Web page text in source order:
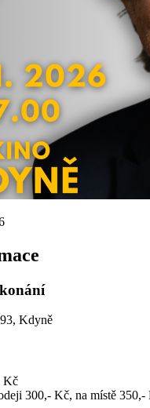
Kdyně
Kč
300,- Kč, na místě 350,-